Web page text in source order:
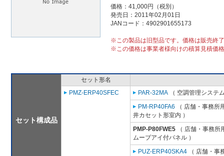
価格：41,000円（税別）
発売日：2011年02月01日
JANコード：4902901655173
※この製品は旧型品です。価格は販売終
※この価格は事業者様向けの積算見積価
セット構成品
セット形名
PMZ-ERP40SFEC
PAR-32MA （ 空調管理システ
PM-RP40FA6 （ 店舗・事務所
井カセット形室内 ）
PMP-P80FWE5 （ 店舗・事務所
ムーブアイ付パネル ）
PUZ-ERP40SKA4 （ 店舗・事